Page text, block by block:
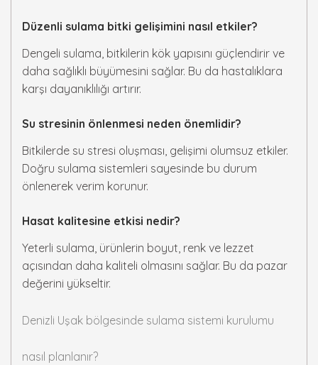
Düzenli sulama bitki gelişimini nasıl etkiler?
Dengeli sulama, bitkilerin kök yapısını güçlendirir ve
daha sağlıklı büyümesini sağlar. Bu da hastalıklara
karşı dayanıklılığı artırır.
Su stresinin önlenmesi neden önemlidir?
Bitkilerde su stresi oluşması, gelişimi olumsuz etkiler.
Doğru sulama sistemleri sayesinde bu durum
önlenerek verim korunur.
Hasat kalitesine etkisi nedir?
Yeterli sulama, ürünlerin boyut, renk ve lezzet
açısından daha kaliteli olmasını sağlar. Bu da pazar
değerini yükseltir.
Denizli Uşak bölgesinde sulama sistemi kurulumu
nasıl planlanır?